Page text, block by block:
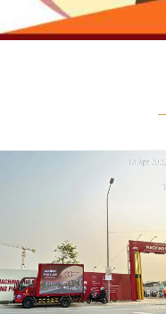
Roadshow Xe Tải LED
Bá Bất Động Sản Machino
Xuân Tại Thái Bình